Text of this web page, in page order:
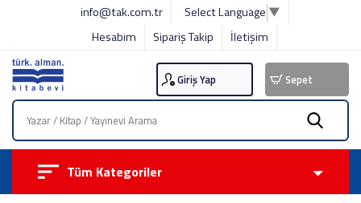
info@tak.com.tr Select Language ▼
Hesabım
Sipariş Takip İletişim
Giriş Yap Sepet
Tüm Kategoriler